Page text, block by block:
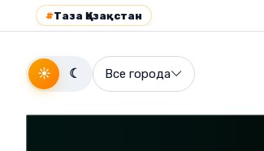
#Таза Қазақстан
☀ ☾ Все города